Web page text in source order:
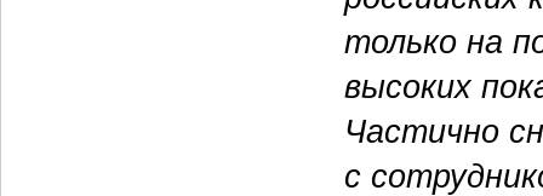
только на
высоких
Частично
с